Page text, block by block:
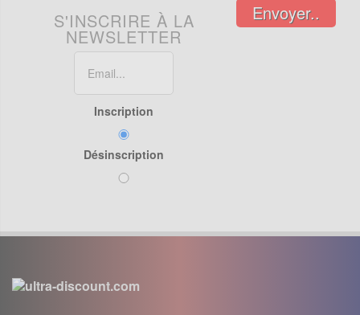
S'INSCRIRE À LA
NEWSLETTER
Inscription
Désinscription
Envoyer..